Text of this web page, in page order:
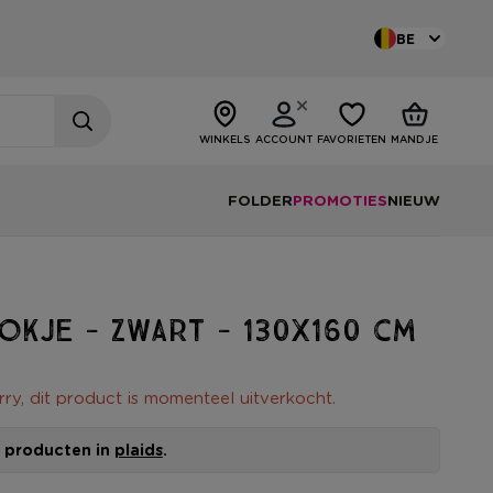
BE
WINKELS ACCOUNT FAVORIETEN MANDJE
FOLDERPROMOTIESNIEUW
- zwart - 130x160 cm
dit product is momenteel uitverkocht.
producten in plaids.